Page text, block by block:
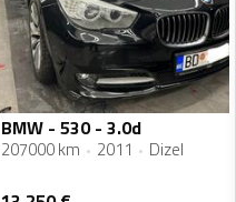
BMW - 530 - 3.0d
207000 km 2011 Dizel